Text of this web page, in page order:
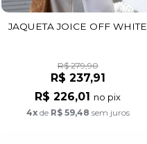
JAQUETA JOICE OFF WHITE
R$ 279,90
R$ 237,91
R$ 226,01
no pix
4xde R$ 59,48 sem juros